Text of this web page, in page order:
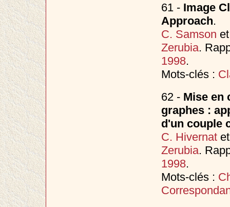
61 - Image
Approach.
C. Samson
Zerubia.
1998.
Mots-clés :
62 - Mise en
graphes :
d'un couple
C. Hivernat
Zerubia.
1998.
Mots-clés :